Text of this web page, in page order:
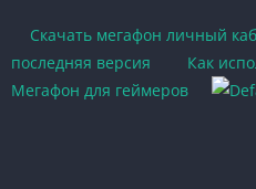
Скачать мегафон личный
последняя версия
Как
Мегафон для геймеров